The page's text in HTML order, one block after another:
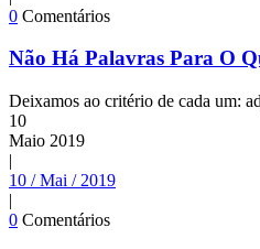
0 Comentários
Não Há Palavras Para O
Deixamos ao critério de cada um:
10
Maio 2019
|
10 / Mai / 2019
|
0 Comentários